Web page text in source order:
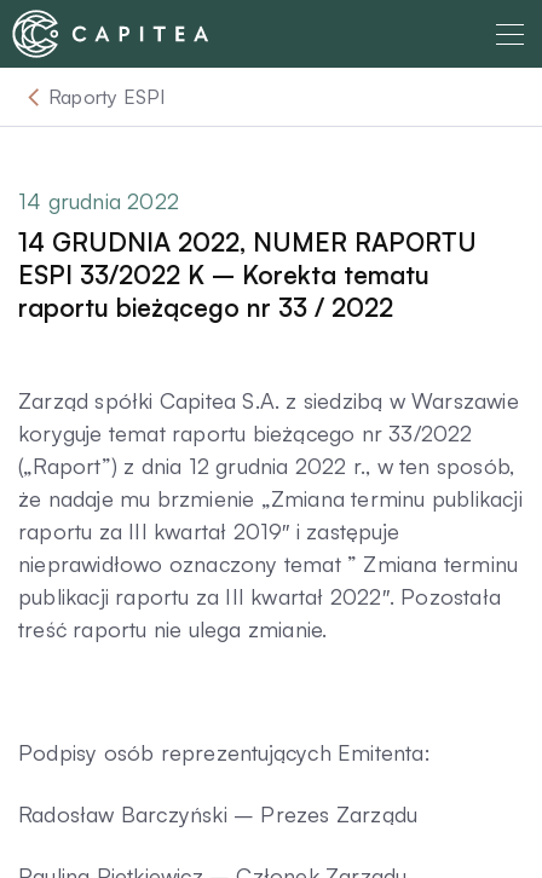
Skip
to
content
O nas
Dla Wierzyciela
Relacje Inwestorskie
Komunikaty
Aktualności
Kontakt
Raporty ESPI
14 grudnia 2022
14 GRUDNIA 2022, NUMER RAPORTU
ESPI 33/2022 K – Korekta tematu
raportu bieżącego nr 33 / 2022
Zarząd spółki Capitea S.A. z siedzibą w Warszawie
koryguje temat raportu bieżącego nr 33/2022
(„Raport”) z dnia 12 grudnia 2022 r., w ten sposób,
że nadaje mu brzmienie „Zmiana terminu publikacji
raportu za III kwartał 2019″ i zastępuje
nieprawidłowo oznaczony temat ” Zmiana terminu
publikacji raportu za III kwartał 2022″. Pozostała
treść raportu nie ulega zmianie.
Podpisy osób reprezentujących Emitenta:
Radosław Barczyński – Prezes Zarządu